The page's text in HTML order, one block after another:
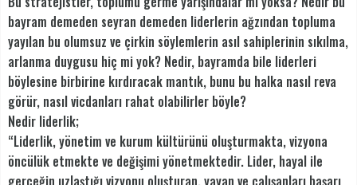
bayram demeden seyran demeden liderlerin ağzından topluma
yayılan bu olumsuz ve çirkin söylemlerin asıl sahiplerinin sıkılma,
arlanma duygusu hiç mi yok? Nedir, bayramda bile liderleri
böylesine birbirine kırdıracak mantık, bunu bu halka nasıl reva
görür, nasıl vicdanları rahat olabilirler böyle?
Nedir liderlik;
“Liderlik, yönetim ve kurum kültürünü oluşturmakta, vizyona
öncülük etmekte ve değişimi yönetmektedir. Lider, hayal ile
gerçeğin uzlaştığı vizyonu oluşturan, yayan ve çalışanları başarı